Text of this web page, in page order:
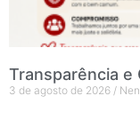
Transparência e
3 de agosto de 2026